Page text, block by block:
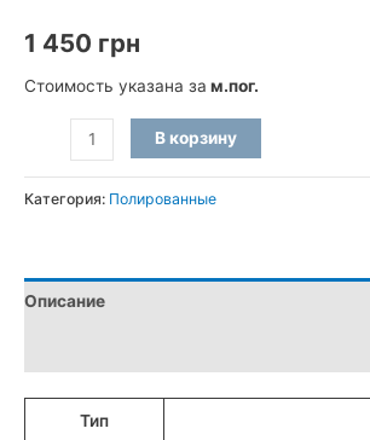
1 450 грн
Стоимость указана за м.пог.
Количество
товара
Бордюры
из
Васильевского
(20x8
см)
В корзину
Категория: Полированные
Описание
Тип